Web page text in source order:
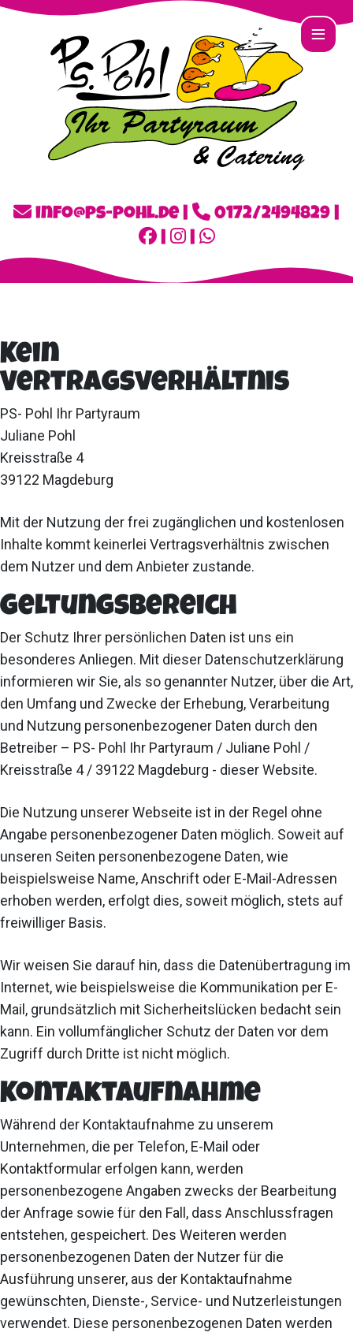
info@ps-pohl.de | 0172/2494829 |
|
|
Kein
Vertragsverhältnis
PS- Pohl Ihr Partyraum
Juliane Pohl
Kreisstraße 4
39122 Magdeburg
Mit der Nutzung der frei zugänglichen und kostenlosen
Inhalte kommt keinerlei Vertragsverhältnis zwischen
dem Nutzer und dem Anbieter zustande.
Geltungsbereich
Der Schutz Ihrer persönlichen Daten ist uns ein
besonderes Anliegen. Mit dieser Datenschutzerklärung
informieren wir Sie, als so genannter Nutzer, über die Art,
den Umfang und Zwecke der Erhebung, Verarbeitung
und Nutzung personenbezogener Daten durch den
Betreiber – PS- Pohl Ihr Partyraum / Juliane Pohl /
Kreisstraße 4 / 39122 Magdeburg - dieser Website.
Die Nutzung unserer Webseite ist in der Regel ohne
Angabe personenbezogener Daten möglich. Soweit auf
unseren Seiten personenbezogene Daten, wie
beispielsweise Name, Anschrift oder E-Mail-Adressen
erhoben werden, erfolgt dies, soweit möglich, stets auf
freiwilliger Basis.
Wir weisen Sie darauf hin, dass die Datenübertragung im
Internet, wie beispielsweise die Kommunikation per E-
Mail, grundsätzlich mit Sicherheitslücken bedacht sein
kann. Ein vollumfänglicher Schutz der Daten vor dem
Zugriff durch Dritte ist nicht möglich.
Kontaktaufnahme
Während der Kontaktaufnahme zu unserem
Unternehmen, die per Telefon, E-Mail oder
Kontaktformular erfolgen kann, werden
personenbezogene Angaben zwecks der Bearbeitung
der Anfrage sowie für den Fall, dass Anschlussfragen
entstehen, gespeichert. Des Weiteren werden
personenbezogenen Daten der Nutzer für die
Ausführung unserer, aus der Kontaktaufnahme
gewünschten, Dienste-, Service- und Nutzerleistungen
verwendet. Diese personenbezogenen Daten werden
≡